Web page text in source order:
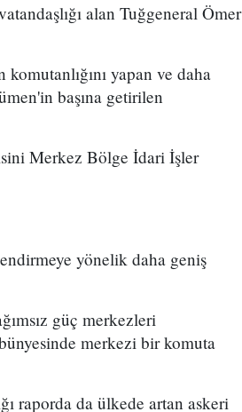
alan Tuğgeneral Ömer
yapan ve daha
başına getirilen
Merkez Bölge İdari İşler
yönelik daha geniş
güç merkezleri
merkezi bir komuta
raporda da ülkede artan askeri